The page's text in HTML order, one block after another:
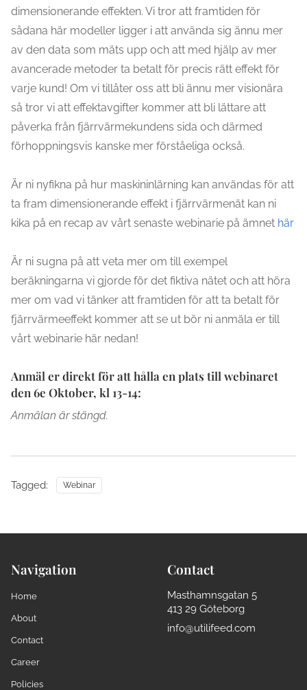
dimensionerande effekten. Vi tror att framtiden för
sådana här modeller ligger i att använda sig ännu mer
av den data som mäts upp och att med hjälp av mer
avancerade metoder ta betalt för precis rätt effekt för
varje kund! Om vi tillåter oss att bli ännu mer visionära
så tror vi att effektavgifter kommer att bli lättare att
påverka från fjärrvärmekundens sida och därmed
förhoppningsvis kanske mer förståeliga också.
Är ni nyfikna på hur maskininlärning kan användas för att
ta fram dimensionerande effekt i fjärrvärmenät kan ni
kika på en recap av vårt senaste webinarie på ämnet här
Är ni sugna på att veta mer om till exempel
beräkningarna vi gjorde för det fiktiva nätet och att höra
mer om vad vi tänker att framtiden för att ta betalt för
fjärrvärmeeffekt kommer att se ut bör ni anmäla er till
vårt webinarie här nedan!
Anmäl er direkt för att hålla en plats till webinaret
den 6e Oktober, kl 13-14:
Anmälan är stängd.
Tagged: Webinar
Navigation
Home
About
Contact
Career
Policies
Contact
Masthamnsgatan 5
413 29 Göteborg
info@utilifeed.com